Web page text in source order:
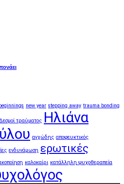
new year stepping away trauma bonding
τραύματος Ηλιάνα
αγχώδης αποφευκτικός
ενδυνάμωση ερωτικές
καλοκαίρι κατάλληλη ψυχοθεραπεία